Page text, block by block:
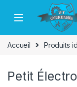
Passer à la navigation
Aller au contenu
Accueil Produits
Petit